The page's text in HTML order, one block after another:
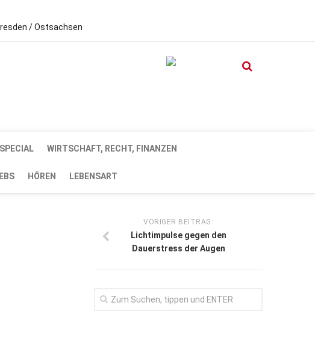
/ Ostsachsen
SPECIAL WIRTSCHAFT, RECHT, FINANZEN
HÖREN LEBENSART
VORIGER BEITRAG:
Lichtimpulse gegen den
Dauerstress der Augen